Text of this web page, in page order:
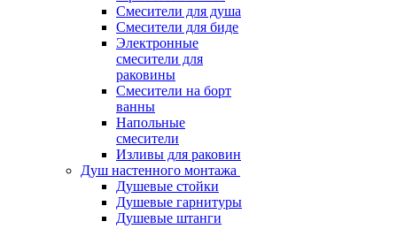
Смесители для душа
Смесители для биде
Электронные
смесители для
раковины
Смесители на борт
ванны
Напольные
смесители
Изливы для раковин
Душ настенного монтажа
Душевые стойки
Душевые гарнитуры
Душевые штанги